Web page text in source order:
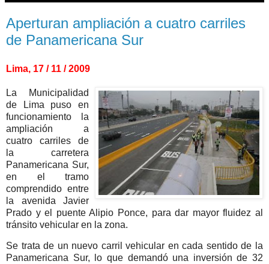
Aperturan ampliación a cuatro carriles
de Panamericana Sur
Lima, 17 / 11 / 2009
La Municipalidad
de Lima puso en
funcionamiento la
ampliación a
cuatro carriles de
la carretera
Panamericana Sur,
en el tramo
comprendido entre
la avenida Javier
Prado y el puente Alipio Ponce, para dar mayor fluidez al
tránsito vehicular en la zona.
Se trata de un nuevo carril vehicular en cada sentido de la
Panamericana Sur, lo que demandó una inversión de 32